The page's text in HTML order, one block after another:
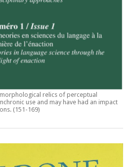
relics of perceptual
use and may have had an impact
. (151-169)